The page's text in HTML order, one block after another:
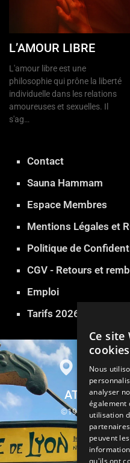
L’AMOUR LIBRE
L'amour libre est une
philosophie qui prône la liberté
individuelle dans les relations
amoureuses et sexuelles. Il
s'ag…
Contact
Sauna Hammam
Espace Membres
Mentions Légales et
Politique de
CGV - Retours et
Emploi
Tarifs 2026
©1999-2026
13, rue
Métro
Ce site
cookies
Nous
analyser
également
utilisation
peuvent
qu'ils ont